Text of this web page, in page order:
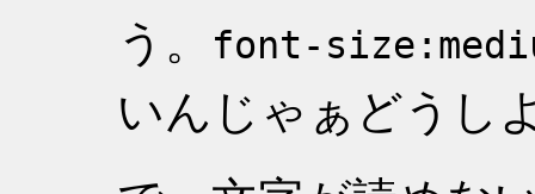
う。
font-
いんじゃぁどうし